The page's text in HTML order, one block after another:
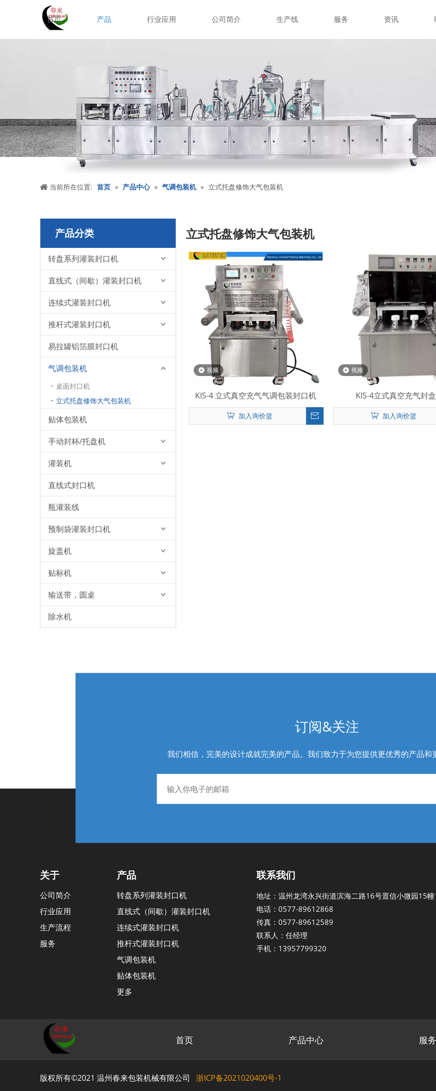
首页 产品 行业应用 公司简介 生产线 服务 资讯
当前所在位置: 首页 » 产品中心 » 气调包装机 » 立式托盘修饰大气包装机
产品分类
转盘系列灌装封口机
直线式（间歇）灌装封口机
连续式灌装封口机
推杆式灌装封口机
易拉罐铝箔膜封口机
气调包装机
桌面封口机
立式托盘修饰大气包装机
贴体包装机
手动封杯/托盘机
灌装机
直线式封口机
瓶灌装线
预制袋灌装封口机
旋盖机
贴标机
输送带，圆桌
除水机
立式托盘修饰大气包装机
视频
KIS-4 立式真空充气气调包装封口机
加入询价篮
视频
KIS-4立式真空充气封
加入询价篮
订阅&关注
我们相信，完美的设计成就完美的产品。我们致力于为您提供更优秀的产品和
关于
公司简介
行业应用
生产流程
服务
产品
转盘系列灌装封口机
直线式（间歇）灌装封口机
连续式灌装封口机
推杆式灌装封口机
气调包装机
贴体包装机
更多
联系我们
地址：温州龙湾永兴街道滨海二路16号置信小微园15
电话：0577-89612868
传真：0577-89612589
联系人：任经理
手机：13957799320
首页 产品中心 服务
版权所有©2021 温州春来包装机械有限公司 浙ICP备2021020400号-1